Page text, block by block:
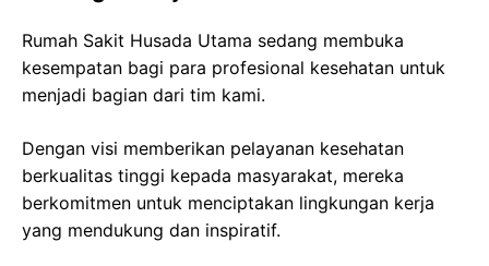
Rumah Sakit Husada Utama sedang membuka
kesempatan bagi para profesional kesehatan untuk
menjadi bagian dari tim kami.
Dengan visi memberikan pelayanan kesehatan
berkualitas tinggi kepada masyarakat, mereka
berkomitmen untuk menciptakan lingkungan kerja
yang mendukung dan inspiratif.